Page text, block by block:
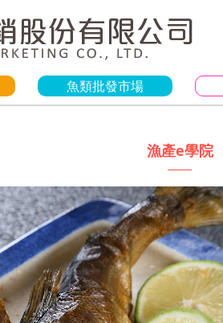
魚類批發市場
漁產e學院